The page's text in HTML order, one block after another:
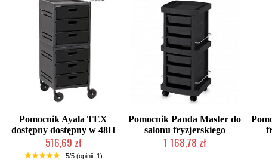
Pomocnik Ayala TEX
dostępny dostępny w 48H
516,69 zł
Produkt wycofany
5/5 (opinii: 1)
Pomocnik Panda Master do
salonu fryzjerskiego
1 168,78 zł